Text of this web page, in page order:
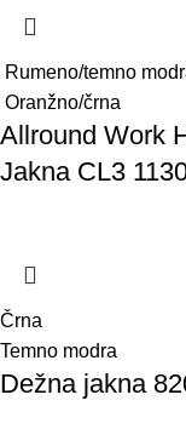
Rumeno/temno
Oranžno/črna
Allround Work
Jakna CL3
Črna
Temno modra
Dežna jakna